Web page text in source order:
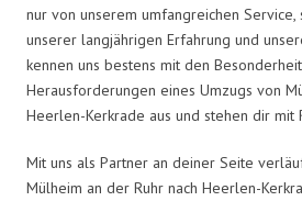
nur von unserem umfangreichen Service,
unserer langjährigen Erfahrung und
kennen uns bestens mit den
Herausforderungen eines Umzugs von
Heerlen-Kerkrade aus und stehen dir mit
Mit uns als Partner an deiner Seite
Mülheim an der Ruhr nach Heerlen-